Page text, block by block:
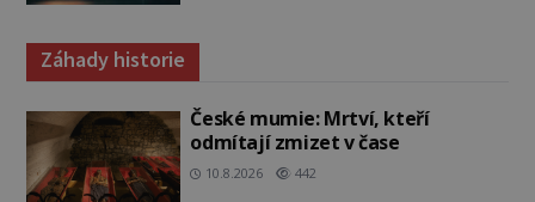
Záhady historie
České mumie: Mrtví, kteří
odmítají zmizet v čase
10.8.2026 442